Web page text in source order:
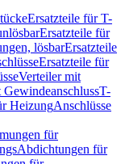
Ersatzteile für T-
Ersatzteile für
lösbarErsatzteile
Ersatzteile für
Verteiler mit
T-
HeizungAnschlüsse
für
Abdichtungen für